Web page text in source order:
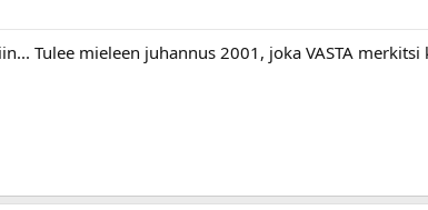
Tulee mieleen juhannus 2001, joka VASTA merkitsi